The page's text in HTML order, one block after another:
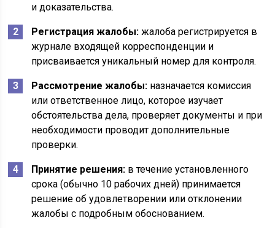
и доказательства.
Регистрация жалобы: жалоба регистрируется в
журнале входящей корреспонденции и
присваивается уникальный номер для контроля.
Рассмотрение жалобы: назначается комиссия
или ответственное лицо, которое изучает
обстоятельства дела, проверяет документы и при
необходимости проводит дополнительные
проверки.
Принятие решения: в течение установленного
срока (обычно 10 рабочих дней) принимается
решение об удовлетворении или отклонении
жалобы с подробным обоснованием.